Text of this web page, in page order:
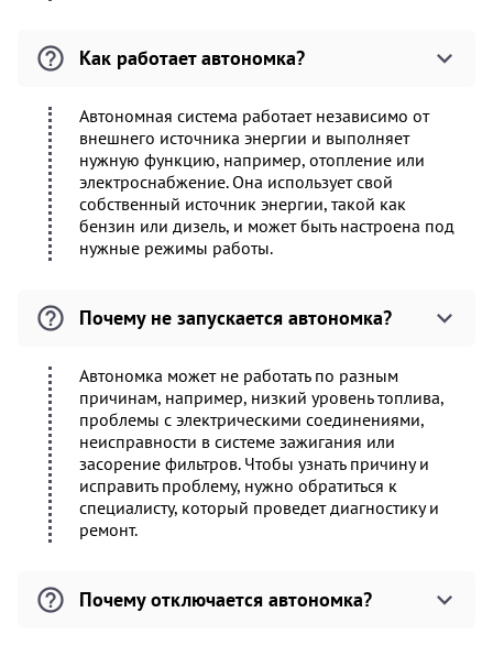
Как работает автономка?
Автономная система работает независимо от
внешнего источника энергии и выполняет
нужную функцию, например, отопление или
электроснабжение. Она использует свой
собственный источник энергии, такой как
бензин или дизель, и может быть настроена под
нужные режимы работы.
Почему не запускается автономка?
Автономка может не работать по разным
причинам, например, низкий уровень топлива,
проблемы с электрическими соединениями,
неисправности в системе зажигания или
засорение фильтров. Чтобы узнать причину и
исправить проблему, нужно обратиться к
специалисту, который проведет диагностику и
ремонт.
Почему отключается автономка?